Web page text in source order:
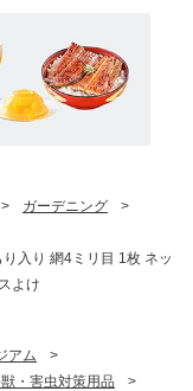
> ガーデニング
>
入り 網4ミリ目 1枚 ネッ
よけ
アム
>
・害虫対策用品
>